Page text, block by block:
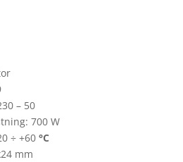
– 50
700 W
÷ +60 °C
mm